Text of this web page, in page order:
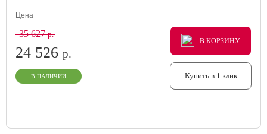
Цена
35 627р.
24 526 р.
В НАЛИЧИИ
В КОРЗИНУ
В КОРЗИНУ
В КОРЗИНУ
Купить в 1 клик